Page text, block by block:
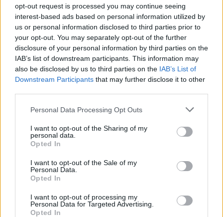
opt-out request is processed you may continue seeing
interest-based ads based on personal information utilized by
us or personal information disclosed to third parties prior to
your opt-out. You may separately opt-out of the further
disclosure of your personal information by third parties on the
IAB’s list of downstream participants. This information may
also be disclosed by us to third parties on the IAB’s List of
Downstream Participants that may further disclose it to other
Please note that this website/app uses one or more Google
not limited to your visit or usage behaviour. You may click to
grant or deny consent to Google and its third-party tags to
use your data for below specified purposes in below Google
consent section.
Personal Data Processing Opt Outs
I want to opt-out of the Sharing of my
personal data.
Opted In
I want to opt-out of the Sale of my
Personal Data.
Opted In
I want to opt-out of processing my
Personal Data for Targeted Advertising.
Opted In
Αφρικής ΒΙΝΤΕΟ